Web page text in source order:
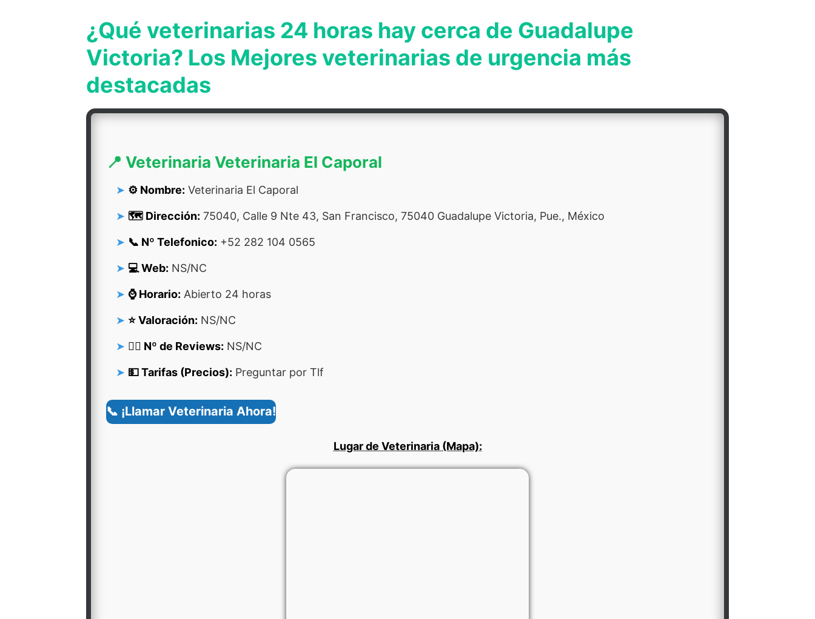
¿Qué veterinarias 24 horas hay cerca de Guadalupe
Victoria? Los Mejores veterinarias de urgencia más
destacadas
📍 Veterinaria Veterinaria El Caporal
⚙️ Nombre: Veterinaria El Caporal
🗺️ Dirección: 75040, Calle 9 Nte 43, San Francisco, 75040 Guadalupe Victoria, Pue., México
📞 Nº Telefonico: +52 282 104 0565
💻 Web: NS/NC
⌚ Horario: Abierto 24 horas
⭐ Valoración: NS/NC
👍🏻 Nº de Reviews: NS/NC
💵 Tarifas (Precios): Preguntar por Tlf
📞 ¡Llamar Veterinaria Ahora!
Lugar de Veterinaria (Mapa):